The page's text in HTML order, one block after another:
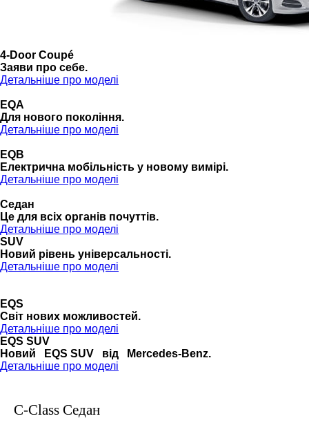
4-Door Coupé
Заяви про себе.
Детальніше про моделі
EQA
Для нового покоління.
Детальніше про моделі
EQB
Електрична мобільність у новому вимірі.
Детальніше про моделі
Седан
Це для всіх органів почуттів.
Детальніше про моделі
SUV
Новий рівень універсальності.
Детальніше про моделі
EQS
Cвіт нових можливостей.
Детальніше про моделі
EQS SUV
Новий EQS SUV від Mercedes-Benz.
Детальніше про моделі
C-Class Седан